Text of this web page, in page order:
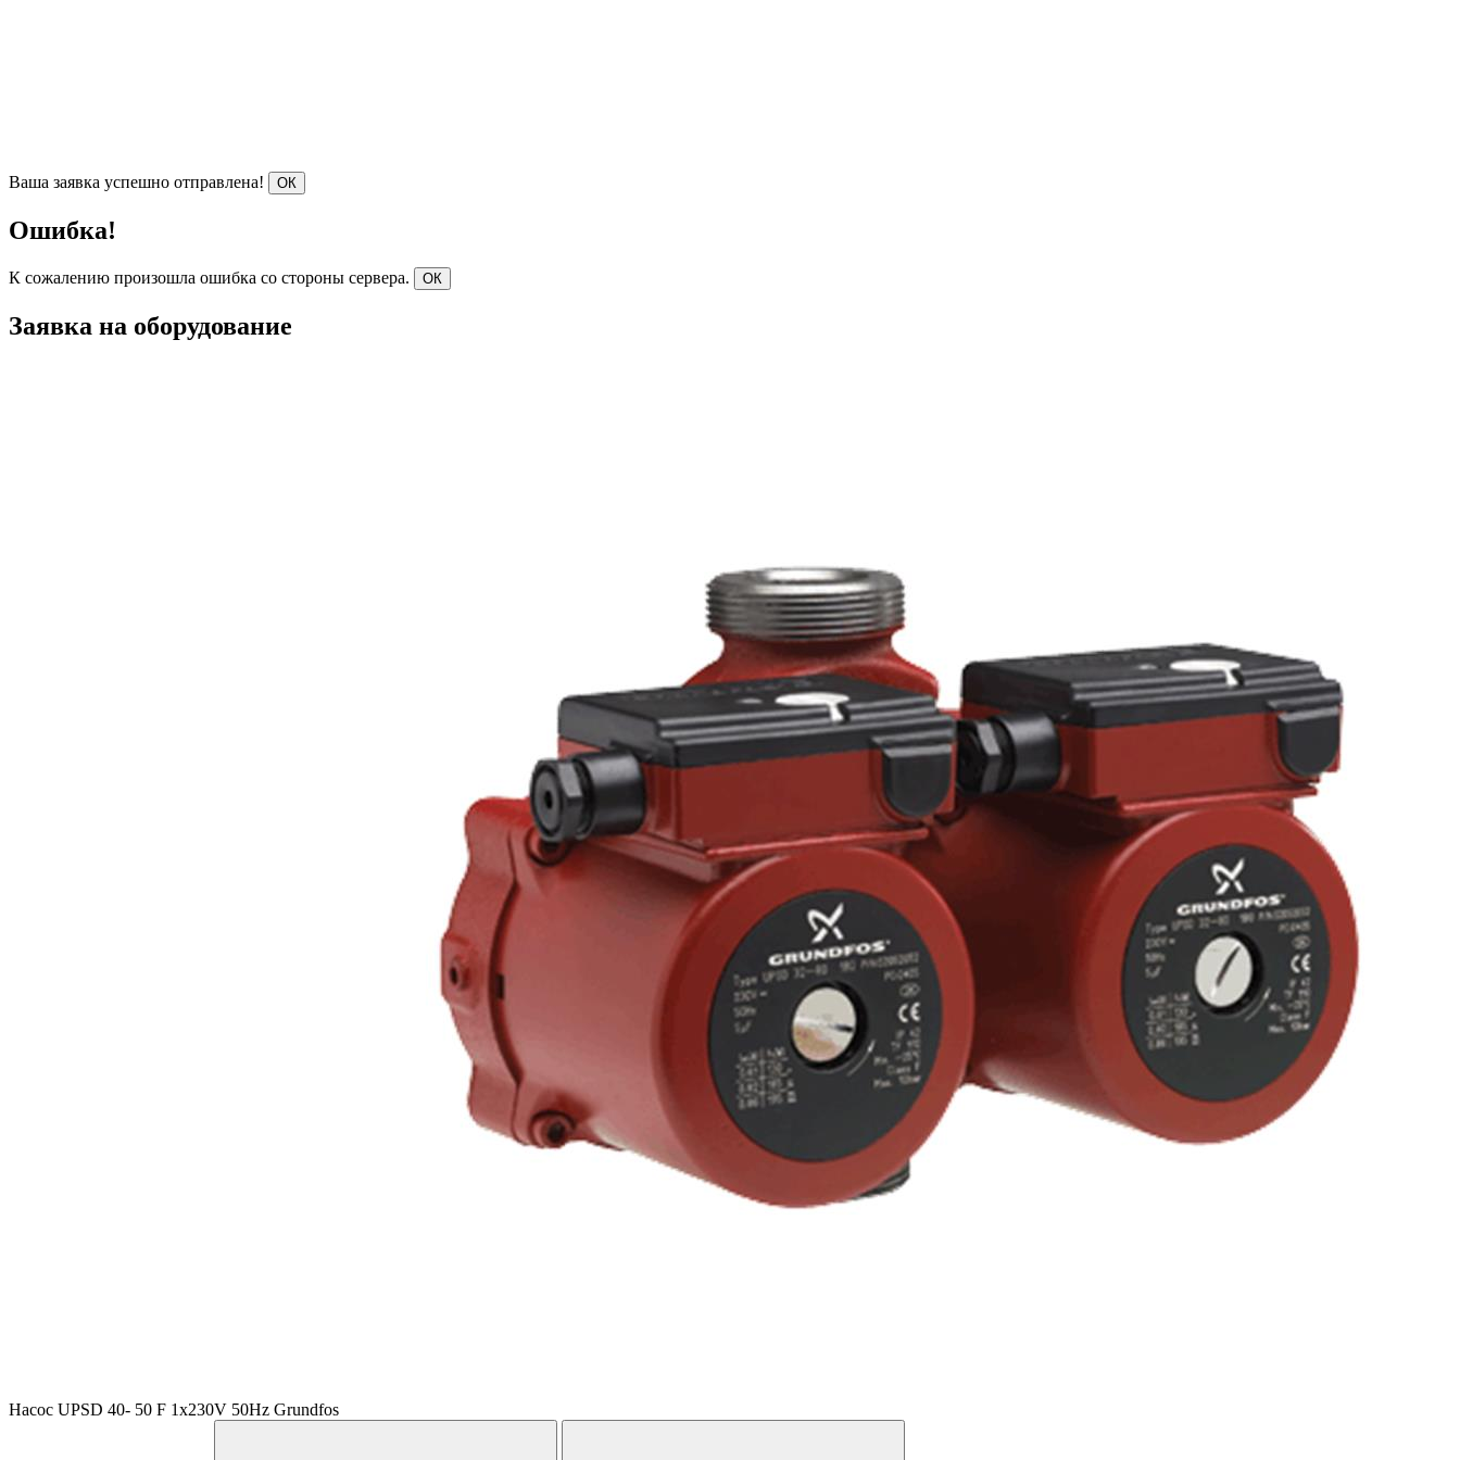
Ваша заявка успешно отправлена! ОК
Ошибка!
К сожалению произошла ошибка со стороны сервера. ОК
Заявка на оборудование
Насос UPSD 40- 50 F 1x230V 50Hz Grundfos